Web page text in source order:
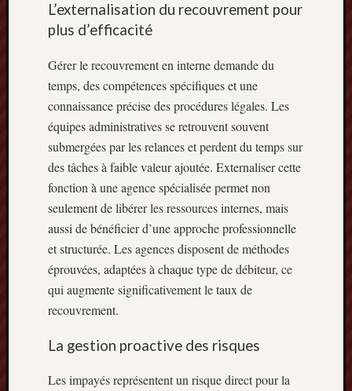
L’externalisation du recouvrement pour
plus d’efficacité
Gérer le recouvrement en interne demande du
temps, des compétences spécifiques et une
connaissance précise des procédures légales. Les
équipes administratives se retrouvent souvent
submergées par les relances et perdent du temps sur
des tâches à faible valeur ajoutée. Externaliser cette
fonction à une agence spécialisée permet non
seulement de libérer les ressources internes, mais
aussi de bénéficier d’une approche professionnelle
et structurée. Les agences disposent de méthodes
éprouvées, adaptées à chaque type de débiteur, ce
qui augmente significativement le taux de
recouvrement.
La gestion proactive des risques
Les impayés représentent un risque direct pour la